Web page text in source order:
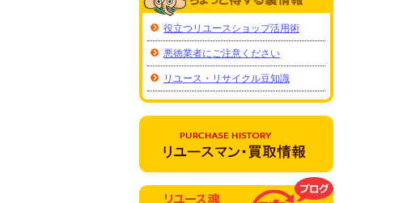
役立つリユースショップ活用術
悪徳業者にご注意ください
リユース・リサイクル豆知識